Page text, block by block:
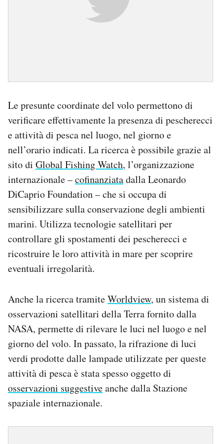
Le presunte coordinate del volo permettono di
verificare effettivamente la presenza di pescherecci
e attività di pesca nel luogo, nel giorno e
nell’orario indicati. La ricerca è possibile grazie al
sito di Global Fishing Watch, l’organizzazione
internazionale –cofinanziatadalla Leonardo
DiCaprio Foundation – che si occupa di
sensibilizzare sulla conservazione degli ambienti
marini. Utilizza tecnologie satellitari per
controllare gli spostamenti dei pescherecci e
ricostruire le loro attività in mare per scoprire
eventuali irregolarità.
Anche la ricerca tramiteWorldview, un sistema di
osservazioni satellitari della Terra fornito dalla
NASA, permette di rilevare le luci nel luogo e nel
giorno del volo. In passato, la rifrazione di luci
verdi prodotte dalle lampade utilizzate per queste
attività di pesca è stata spesso oggetto di
osservazioni suggestiveanche dalla Stazione
spaziale internazionale.